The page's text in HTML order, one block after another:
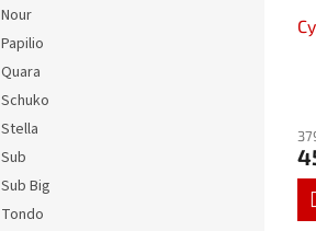
Nour
Papilio
Quara
Schuko
Stella
Sub
Sub Big
Tondo